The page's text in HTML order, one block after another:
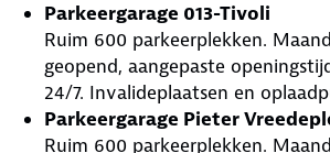
Parkeergarage 013-Tivoli
Ruim 600 parkeerplekken.
geopend, aangepaste
24/7. Invalideplaatsen en
Parkeergarage Pieter
Ruim 600 parkeerplekken.